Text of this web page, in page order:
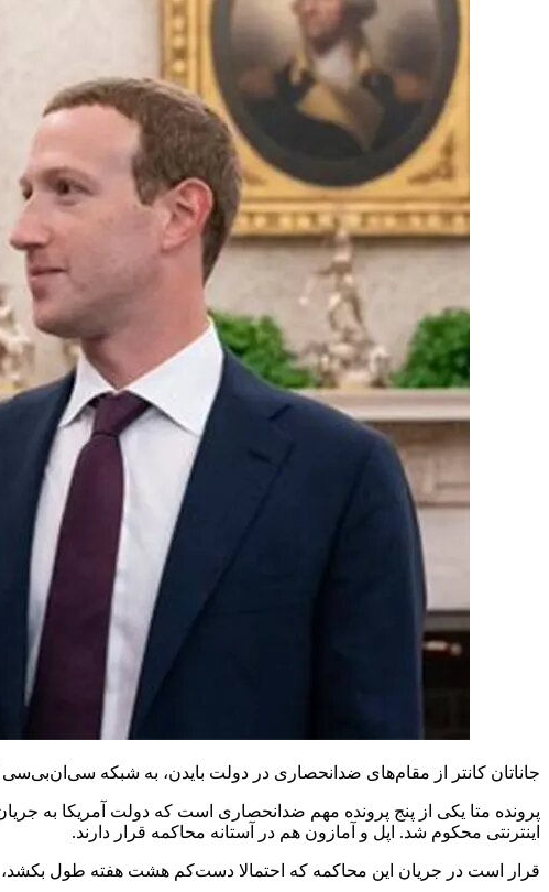
جاناتان کانتر از مقام‌های ضدانحصاری در دولت بایدن، به شبکه
پرونده متا یکی از پنج پرونده مهم ضدانحصاری است که دولت آمریکا به
اینترنتی محکوم شد. اپل و آمازون هم در آستانه محاکمه قرار دارند.
قرار است در جریان این محاکمه که احتمالا دست‌کم هشت هفته طول